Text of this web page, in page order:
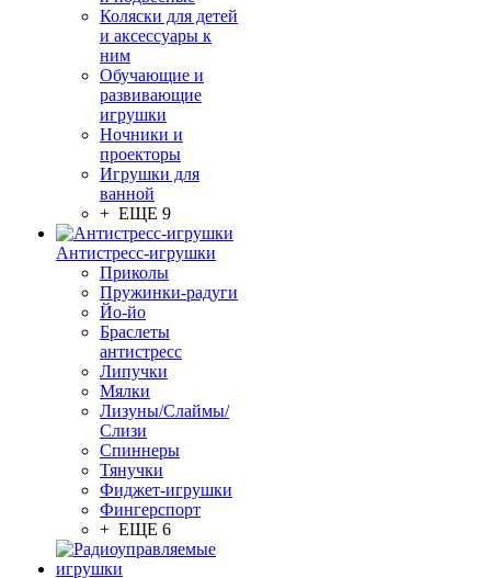
Коляски для детей
и аксессуары к
ним
Обучающие и
развивающие
игрушки
Ночники и
проекторы
Игрушки для
ванной
+ ЕЩЕ 9
Антистресс-игрушки
Приколы
Пружинки-радуги
Йо-йо
Браслеты
антистресс
Липучки
Мялки
Лизуны/Слаймы/
Слизи
Спиннеры
Тянучки
Фиджет-игрушки
Фингерспорт
+ ЕЩЕ 6